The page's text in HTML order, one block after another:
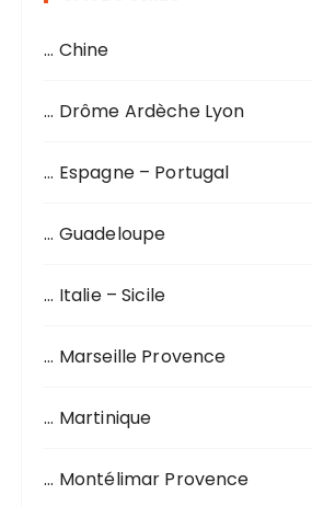
e
… Chine
… Drôme Ardèche Lyon
… Espagne – Portugal
… Guadeloupe
… Italie – Sicile
… Marseille Provence
… Martinique
… Montélimar Provence